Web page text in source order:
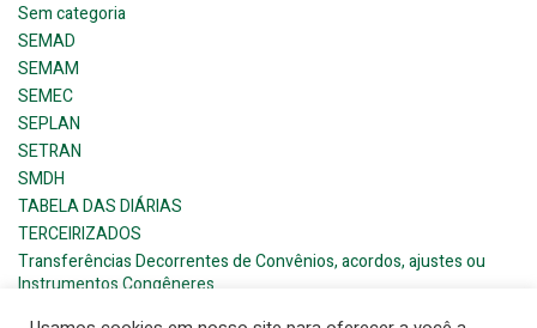
Sem categoria
SEMAD
SEMAM
SEMEC
SEPLAN
SETRAN
SMDH
TABELA DAS DIÁRIAS
TERCEIRIZADOS
Transferências Decorrentes de Convênios, acordos, ajustes ou
Instrumentos Congêneres